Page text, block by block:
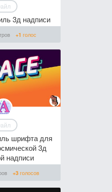
3д надписи
+1 голос
шрифта для
3д
надписи
+3 голосов